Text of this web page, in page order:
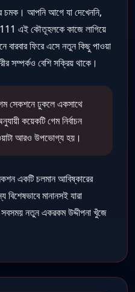
আপনি আগে যা দেখেননি,
এই কৌতূহলকে কাজে লাগিয়ে
ফিরে এসে নতুন কিছু পাওয়া
সম্পর্কও বেশি সক্রিয় থাকে।
সেকশনে ঢুকলে একসাথে
কয়েকটি গেম নির্বাচন
আরও উপভোগ্য হয়।
একটি চলমান আবিষ্কারের
মানানসই যারা
সবসময় নতুন একরকম উদ্দীপনা খুঁজে